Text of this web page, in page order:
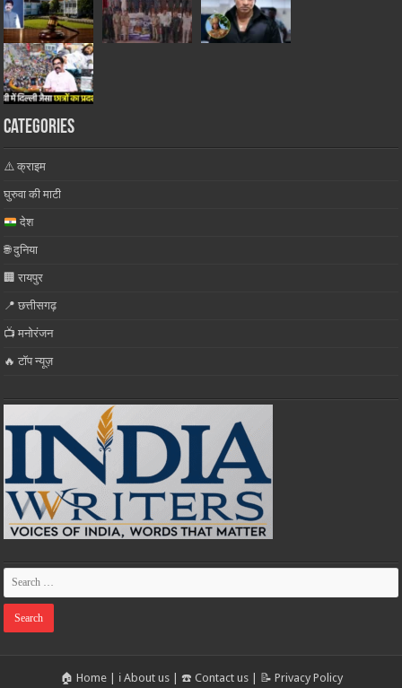
Categories
⚠️ क्राइम
घुरुवा की माटी
देश
🌐 दुनिया
🏢 रायपुर
📍 छत्तीसगढ़
📺 मनोरंजन
🔥 टॉप न्यूज़
🏠 Home| ℹ️ About us| ☎️ Contact us|
📝 Privacy Policy